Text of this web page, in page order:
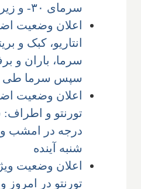
سرمای ۳۰- و زیر صفر
اعلان وضعیت
انتاریو، کبک و
سرما، باران و
سپس سرما طی ۶ روز آینده
اعلان وضعیت
شنبه آینده
اعلان وضعیت